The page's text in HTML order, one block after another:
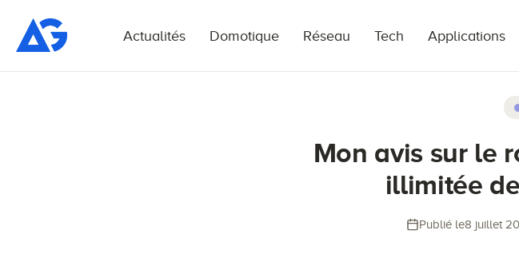
Actualités Domotique Réseau Tech Applications
Mon avis sur le
illimitée
Publié le8 juillet